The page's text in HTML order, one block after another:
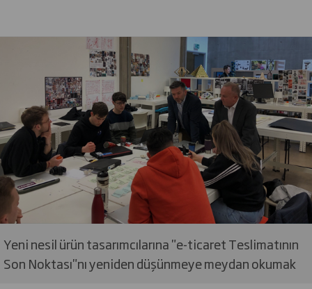
Yeni nesil ürün tasarımcılarına "e-ticaret Teslimatının
Son Noktası"nı yeniden düşünmeye meydan okumak